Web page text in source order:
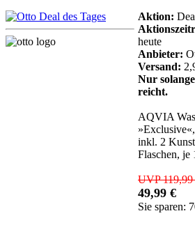
Aktion:
heute
Anbieter:
Versand:
Nur
reicht.
AQVIA
inkl. 2
Flaschen, je
UVP 119,99
49,99 €
Sie sparen: